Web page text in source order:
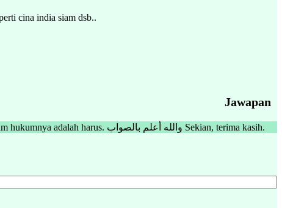
cina india siam dsb..
Jawapan
Merujuk kepada persoalan tuan, adalah harus menembak babi yang tiada tuannya. Adapun, memberi babi tersebut kepada orang bukan Islam hukumnya adalah harus. والله أعلم بالصواب Sekian, terima kasih.